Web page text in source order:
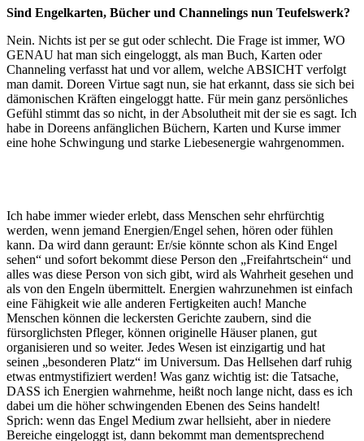
Sind Engelkarten, Bücher und Channelings nun Teufelswerk?
Nein. Nichts ist per se gut oder schlecht. Die Frage ist immer, WO
GENAU hat man sich eingeloggt, als man Buch, Karten oder
Channeling verfasst hat und vor allem, welche ABSICHT verfolgt
man damit. Doreen Virtue sagt nun, sie hat erkannt, dass sie sich bei
dämonischen Kräften eingeloggt hatte. Für mein ganz persönliches
Gefühl stimmt das so nicht, in der Absolutheit mit der sie es sagt. Ich
habe in Doreens anfänglichen Büchern, Karten und Kurse immer
eine hohe Schwingung und starke Liebesenergie wahrgenommen.
Ich habe immer wieder erlebt, dass Menschen sehr ehrfürchtig
werden, wenn jemand Energien/Engel sehen, hören oder fühlen
kann. Da wird dann geraunt: Er/sie könnte schon als Kind Engel
sehen“ und sofort bekommt diese Person den „Freifahrtschein“ und
alles was diese Person von sich gibt, wird als Wahrheit gesehen und
als von den Engeln übermittelt. Energien wahrzunehmen ist einfach
eine Fähigkeit wie alle anderen Fertigkeiten auch! Manche
Menschen können die leckersten Gerichte zaubern, sind die
fürsorglichsten Pfleger, können originelle Häuser planen, gut
organisieren und so weiter. Jedes Wesen ist einzigartig und hat
seinen „besonderen Platz“ im Universum. Das Hellsehen darf ruhig
etwas entmystifiziert werden! Was ganz wichtig ist: die Tatsache,
DASS ich Energien wahrnehme, heißt noch lange nicht, dass es ich
dabei um die höher schwingenden Ebenen des Seins handelt!
Sprich: wenn das Engel Medium zwar hellsieht, aber in niedere
Bereiche eingeloggt ist, dann bekommt man dementsprechend